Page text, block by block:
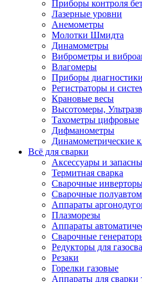
Приборы контроля
Лазерные уровни
Анемометры
Молотки Шмидта
Динамометры
Виброметры и
Влагомеры
Приборы
Регистраторы и
Крановые весы
Высотомеры,
Тахометры цифровые
Дифманометры
Динамометрические
Всё для сварки
Аксессуары и
Термитная сварка
Сварочные
Сварочные
Аппараты
Плазморезы
Аппараты
Сварочные
Редукторы для
Резаки
Горелки газовые
Аппараты для сварки